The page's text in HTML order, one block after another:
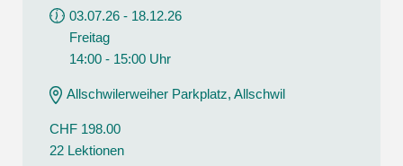
03.07.26 - 18.12.26
Freitag
14:00 - 15:00 Uhr
Allschwilerweiher Parkplatz, Allschwil
CHF 198.00
22 Lektionen